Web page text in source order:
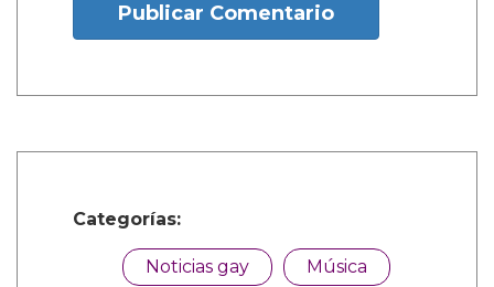
Publicar Comentario
Categorías:
Noticias gay Música